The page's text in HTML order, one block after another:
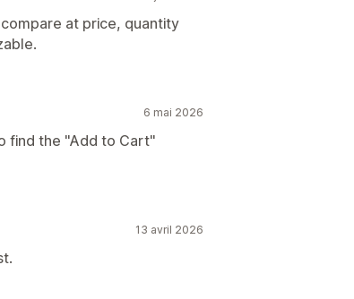
at price, quantity
6 mai 2026
find the "Add to Cart"
13 avril 2026